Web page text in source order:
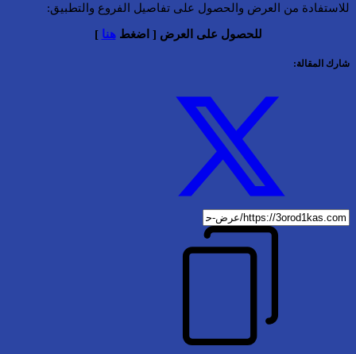
للاستفادة من العرض والحصول على تفاصيل الفروع والتطبيق:
للحصول على العرض [ اضغطهنا ]
شارك المقالة: